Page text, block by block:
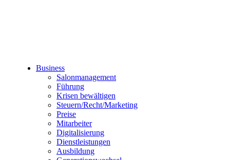
Business
Salonmanagement
Führung
Krisen bewältigen
Steuern/Recht/Marketing
Preise
Mitarbeiter
Digitalisierung
Dienstleistungen
Ausbildung